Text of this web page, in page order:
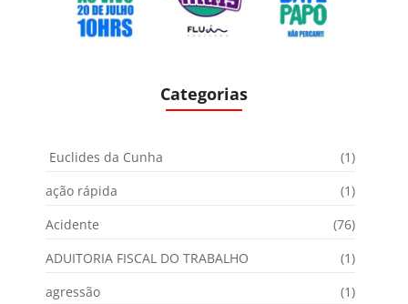
Categorias
Euclides da Cunha
(1)
ação rápida
(1)
Acidente
(76)
ADUITORIA FISCAL DO TRABALHO
(1)
agressão
(1)